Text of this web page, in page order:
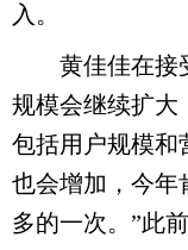
入。
黄佳佳在接受
规模会继续扩大
包括用户规模和
也会增加，今年
多的一次。”此